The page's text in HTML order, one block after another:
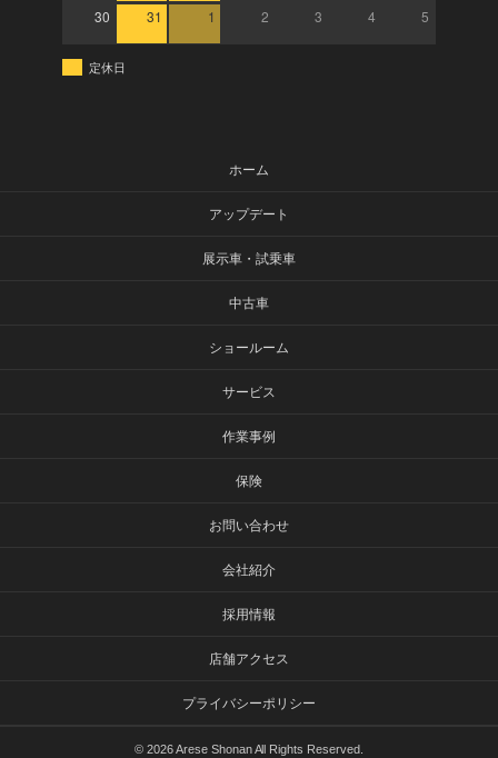
30 31 1 2 3 4 5
定休日
ホーム
アップデート
展示車・試乗車
中古車
ショールーム
サービス
作業事例
保険
お問い合わせ
会社紹介
採用情報
店舗アクセス
プライバシーポリシー
© 2026 Arese Shonan All Rights Reserved.